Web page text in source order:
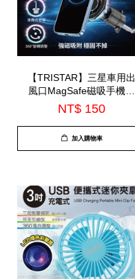
【TRISTAR】三星車用出
風口MagSafe磁吸手機支
架(TS-PA30)
NT$ 150
加入購物車